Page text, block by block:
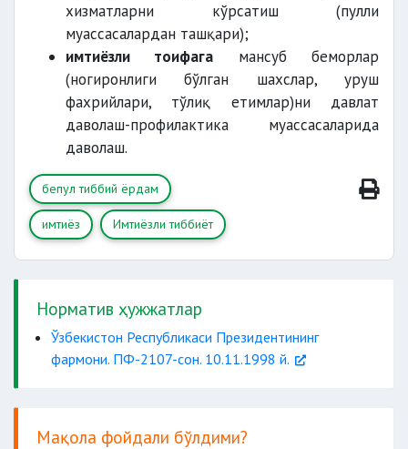
хизматларни кўрсатиш (пулли
муассасалардан ташқари);
имтиёзли тоифага мансуб беморлар
(ногиронлиги бўлган шахслар, уруш
фахрийлари, тўлиқ етимлар)ни давлат
даволаш-профилактика муассасаларида
даволаш.
бепул тиббий ёрдам
имтиёз Имтиёзли тиббиёт
Норматив ҳужжатлар
Ўзбекистон Республикаси Президентининг
фармони. ПФ-2107-сон. 10.11.1998 й.
Мақола фойдали бўлдими?